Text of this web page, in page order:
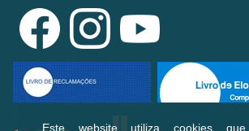
Este website utiliza cookies